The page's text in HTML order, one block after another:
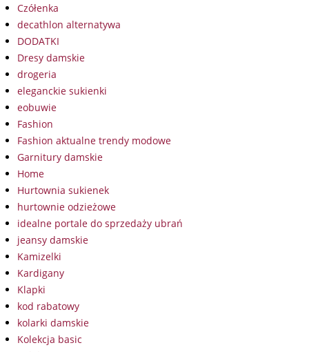
Czółenka
decathlon alternatywa
DODATKI
Dresy damskie
drogeria
eleganckie sukienki
eobuwie
Fashion
Fashion aktualne trendy modowe
Garnitury damskie
Home
Hurtownia sukienek
hurtownie odzieżowe
idealne portale do sprzedaży ubrań
jeansy damskie
Kamizelki
Kardigany
Klapki
kod rabatowy
kolarki damskie
Kolekcja basic